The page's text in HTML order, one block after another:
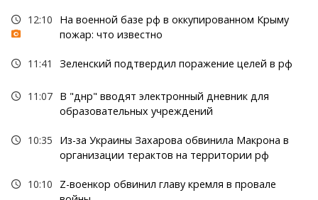
12:10
На военной базе рф в оккупированном Крыму
пожар: что известно
11:41 Зеленский подтвердил поражение целей в рф
11:07 В "днр" вводят электронный дневник для
образовательных учреждений
10:35
Из-за Украины Захарова обвинила Макрона в
организации терактов на территории рф
10:10
Z-военкор обвинил главу кремля в провале